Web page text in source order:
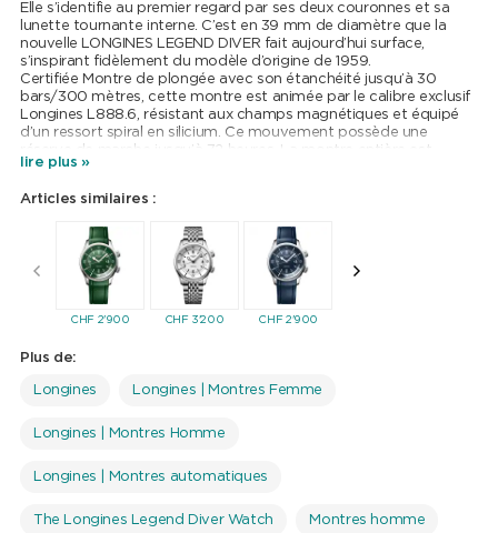
Elle s’identifie au premier regard par ses deux couronnes et sa
lunette tournante interne. C’est en 39 mm de diamètre que la
nouvelle LONGINES LEGEND DIVER fait aujourd’hui surface,
s’inspirant fidèlement du modèle d’origine de 1959.
Certifiée Montre de plongée avec son étanchéité jusqu’à 30
bars/300 mètres, cette montre est animée par le calibre exclusif
Longines L888.6, résistant aux champs magnétiques et équipé
d’un ressort spiral en silicium. Ce mouvement possède une
certifiée chronomètre par le COSC. Les heures sont indiquées par
Les aiguilles en forme de flèche, rhodiées et polies, sont
le temps avec une lisibilité optimale en toutes circonstances. Le
plongeur, symbole de la collection, est gravé sur le fond vissé aux
angles parfaitement dessinés.
lire plus »
Articles similaires :
CHF 2'900 CHF3'200 CHF2'900
Plus de:
Longines Longines | Montres Femme
Longines | Montres Homme
Longines | Montres automatiques
The Longines Legend Diver Watch Montres homme